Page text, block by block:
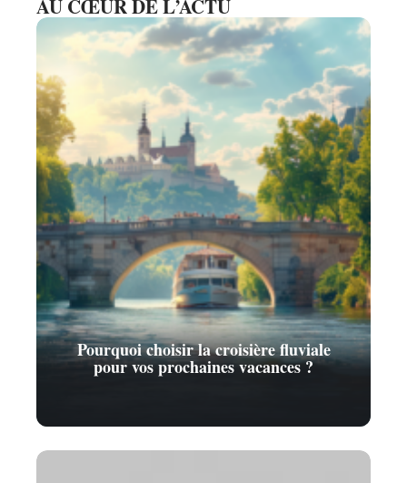
AU CŒUR DE L’ACTU
Pourquoi choisir la croisière fluviale
pour vos prochaines vacances ?